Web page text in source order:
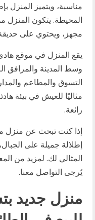
مناسبة، ويتميز المنزل
المحيطة. يتكون
مجهز، ويحتوي على حديقة
يقع المنزل في موقع
وسط المدينة والمرافق
التسوق والمطاعم
مثاليًا للعيش في بيئة
رائعة.
إذا كنت تبحث عن منزل
إطلالة جميلة على
المثالي لك. لمزيد من
يُرجى التواصل معنا.
منزل جديد